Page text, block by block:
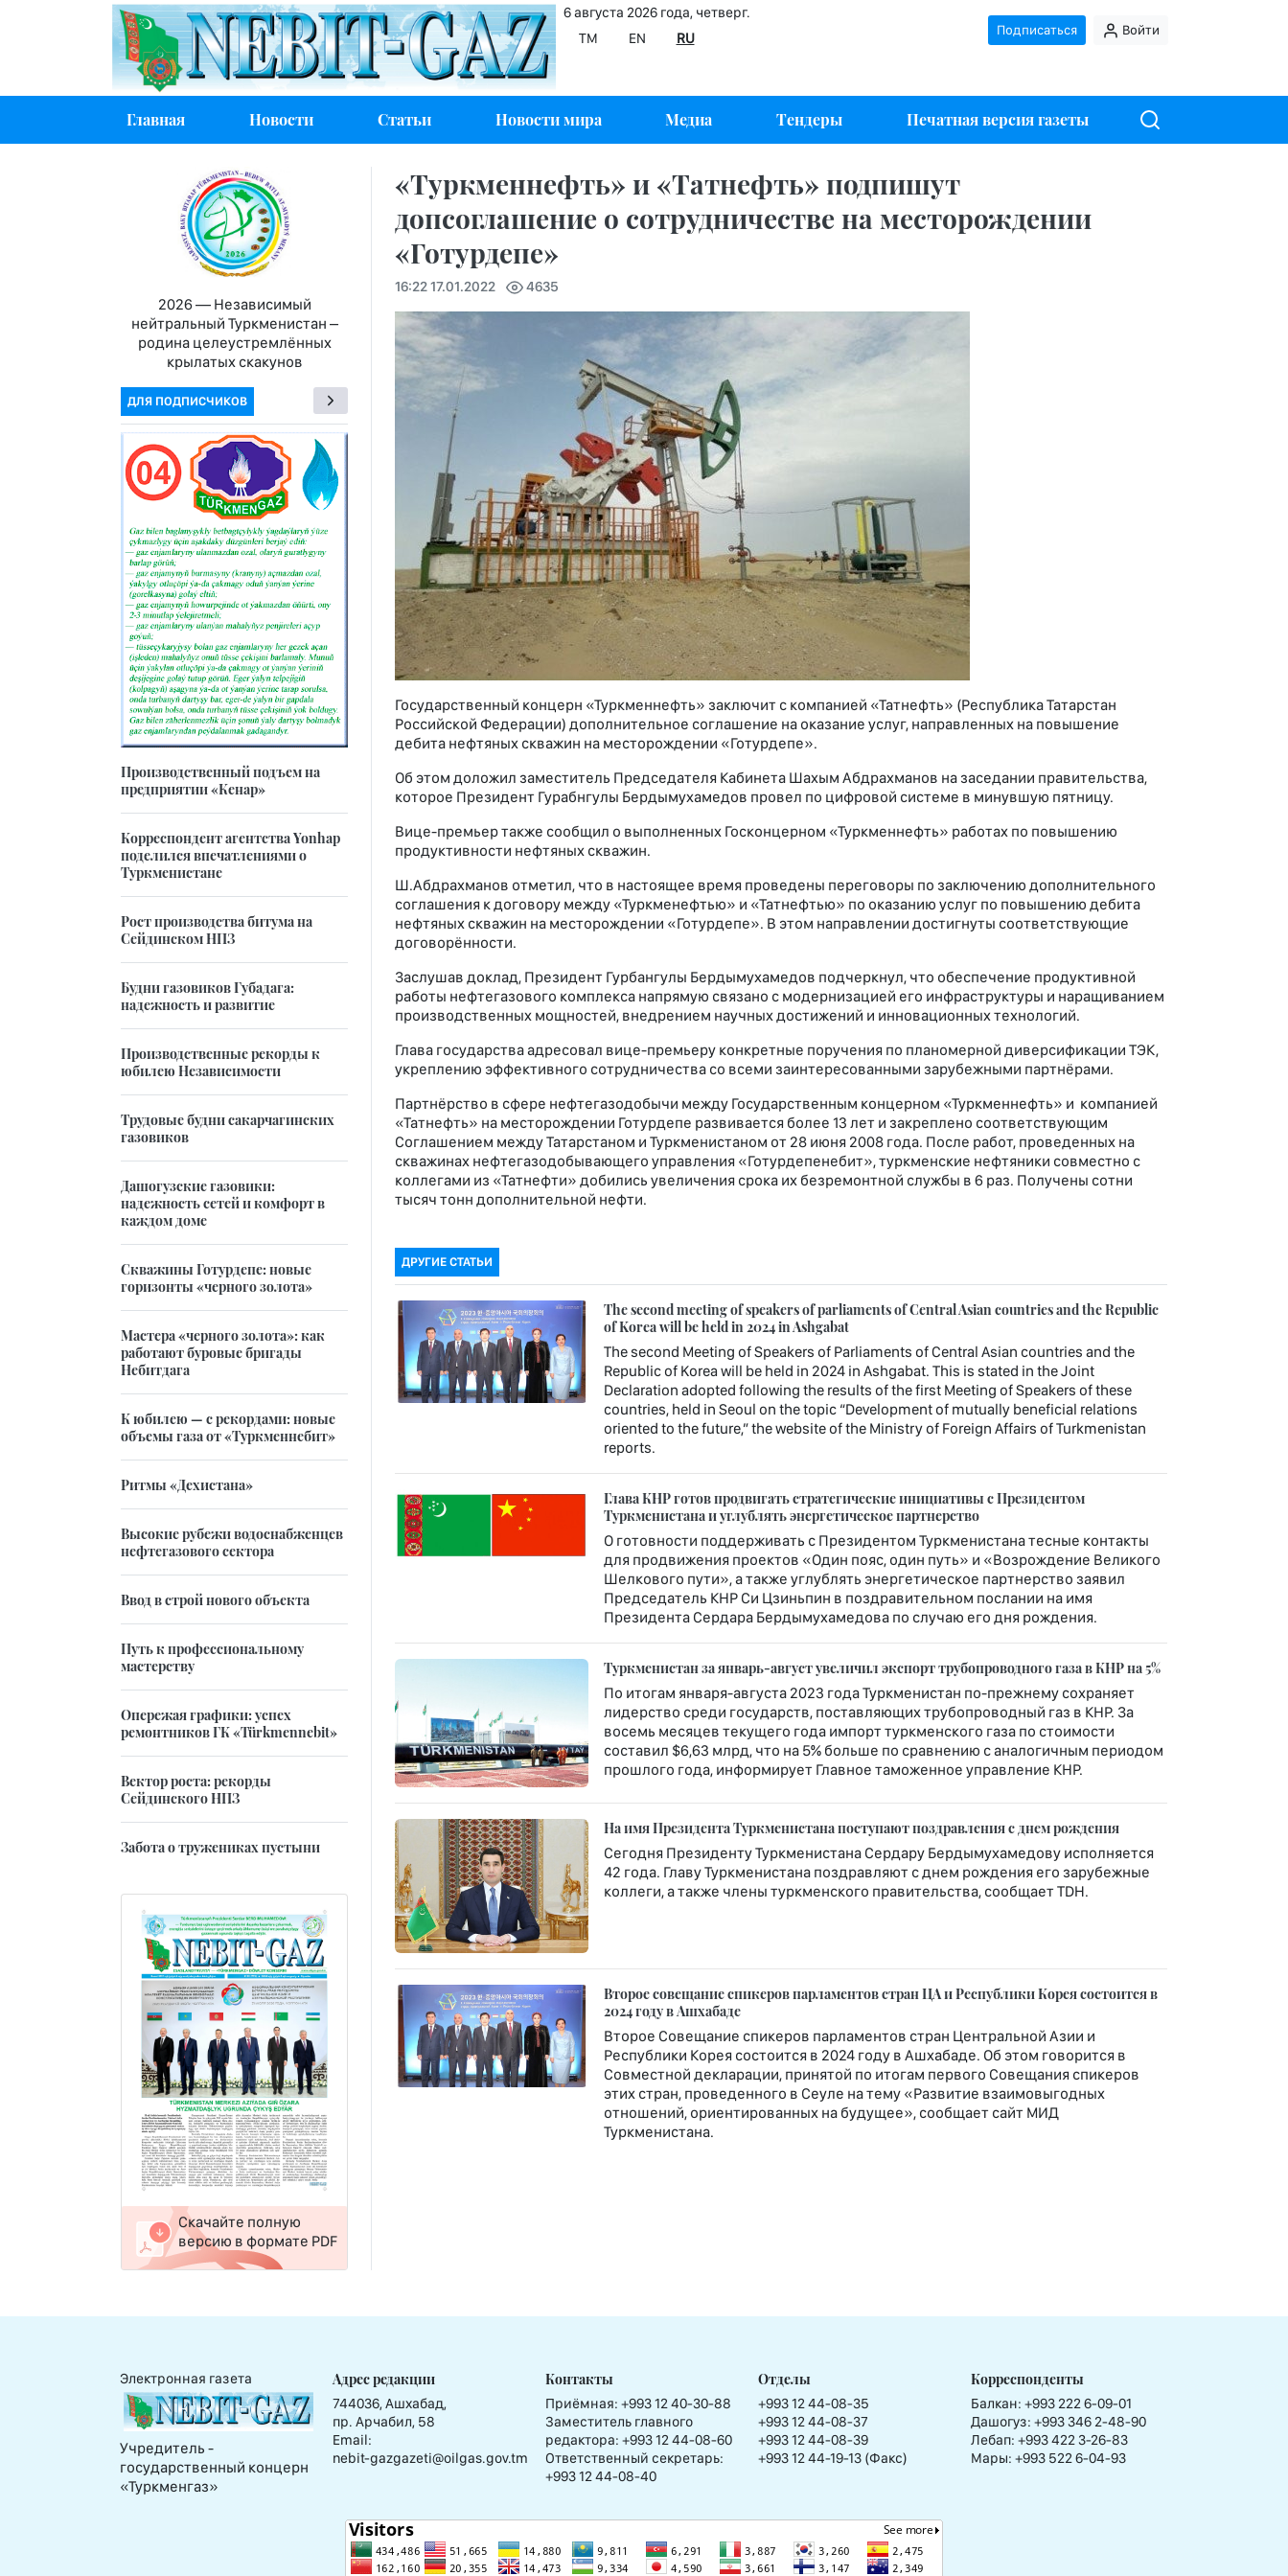
6 августа 2026 года, четверг.
TM
EN RU
Подписаться Войти
Главная Новости Статьи Новости мира Медиа Тендеры Печатная версия газеты
«Туркменнефть» и «Татнефть» подпишут
допсоглашение о сотрудничестве на месторождении
«Готурдепе»
16:22 17.01.2022 4635
Государственный концерн «Туркменнефть» заключит с компанией «Татнефть» (Республика Татарстан
Российской Федерации) дополнительное соглашение на оказание услуг, направленных на повышение
дебита нефтяных скважин на месторождении «Готурдепе».
Об этом доложил заместитель Председателя Кабинета Шахым Абдрахманов на заседании правительства,
которое Президент Гурабнгулы Бердымухамедов провел по цифровой системе в минувшую пятницу.
Вице-премьер также сообщил о выполненных Госконцерном «Туркменнефть» работах по повышению
продуктивности нефтяных скважин.
Ш.Абдрахманов отметил, что в настоящее время проведены переговоры по заключению дополнительного
соглашения к договору между «Туркменефтью» и «Татнефтью» по оказанию услуг по повышению дебита
нефтяных скважин на месторождении «Готурдепе». В этом направлении достигнуты соответствующие
договорённости.
Заслушав доклад, Президент Гурбангулы Бердымухамедов подчеркнул, что обеспечение продуктивной
работы нефтегазового комплекса напрямую связано с модернизацией его инфраструктуры и наращиванием
производственных мощностей, внедрением научных достижений и инновационных технологий.
Глава государства адресовал вице-премьеру конкретные поручения по планомерной диверсификации ТЭК,
укреплению эффективного сотрудничества со всеми заинтересованными зарубежными партнёрами.
Партнёрство в сфере нефтегазодобычи между Государственным концерном «Туркменнефть» и компанией
«Татнефть» на месторождении Готурдепе развивается более 13 лет и закреплено соответствующим
Соглашением между Татарстаном и Туркменистаном от 28 июня 2008 года. После работ, проведенных на
скважинах нефтегазодобывающего управления «Готурдепенебит», туркменские нефтяники совместно с
коллегами из «Татнефти» добились увеличения срока их безремонтной службы в 6 раз. Получены сотни
тысяч тонн дополнительной нефти.
ДРУГИЕ СТАТЬИ
The second meeting of speakers of parliaments of Central Asian countries and the Republic
of Korea will be held in 2024 in Ashgabat
The second Meeting of Speakers of Parliaments of Central Asian countries and the
Republic of Korea will be held in 2024 in Ashgabat. This is stated in the Joint
Declaration adopted following the results of the first Meeting of Speakers of these
countries, held in Seoul on the topic “Development of mutually beneficial relations
oriented to the future,” the website of the Ministry of Foreign Affairs of Turkmenistan
reports.
Глава КНР готов продвигать стратегические инициативы с Президентом
Туркменистана и углублять энергетическое партнерство
О готовности поддерживать с Президентом Туркменистана тесные контакты
для продвижения проектов «Один пояс, один путь» и «Возрождение Великого
Шелкового пути», а также углублять энергетическое партнерство заявил
Председатель КНР Си Цзиньпин в поздравительном послании на имя
Президента Сердара Бердымухамедова по случаю его дня рождения.
Туркменистан за январь-август увеличил экспорт трубопроводного газа в КНР на 5%
По итогам января-августа 2023 года Туркменистан по-прежнему сохраняет
лидерство среди государств, поставляющих трубопроводный газ в КНР. За
восемь месяцев текущего года импорт туркменского газа по стоимости
составил $6,63 млрд, что на 5% больше по сравнению с аналогичным периодом
прошлого года, информирует Главное таможенное управление КНР.
На имя Президента Туркменистана поступают поздравления с днем рождения
Сегодня Президенту Туркменистана Сердару Бердымухамедову исполняется
42 года. Главу Туркменистана поздравляют с днем рождения его зарубежные
коллеги, а также члены туркменского правительства, сообщает TDH.
Второе совещание спикеров парламентов стран ЦА и Республики Корея состоится в
2024 году в Ашхабаде
Второе Совещание спикеров парламентов стран Центральной Азии и
Республики Корея состоится в 2024 году в Ашхабаде. Об этом говорится в
Совместной декларации, принятой по итогам первого Совещания спикеров
этих стран, проведенного в Сеуле на тему «Развитие взаимовыгодных
отношений, ориентированных на будущее», сообщает сайт МИД
Туркменистана.
2026 — Независимый
нейтральный Туркменистан –
родина целеустремлённых
крылатых скакунов
ДЛЯ ПОДПИСЧИКОВ
Производственный подъем на
предприятии «Кенар»
Корреспондент агентства Yonhap
поделился впечатлениями о
Туркменистане
Рост производства битума на
Сейдинском НПЗ
Будни газовиков Губадага:
надежность и развитие
Производственные рекорды к
юбилею Независимости
Трудовые будни сакарчагинских
газовиков
Дашогузские газовики:
надежность сетей и комфорт в
каждом доме
Скважины Готурдепе: новые
горизонты «черного золота»
Мастера «черного золота»: как
работают буровые бригады
Небитдага
К юбилею — с рекордами: новые
объемы газа от «Туркменнебит»
Ритмы «Дехистана»
Высокие рубежи водоснабженцев
нефтегазового сектора
Ввод в строй нового объекта
Путь к профессиональному
мастерству
Опережая графики: успех
ремонтников ГК «Türkmennebit»
Вектор роста: рекорды
Сейдинского НПЗ
Забота о тружениках пустыни
Скачайте полную
версию в формате PDF
Электронная газета
Учредитель -
государственный концерн
«Туркменгаз»
Адрес редакции
744036, Ашхабад,
пр. Арчабил, 58
Email:
nebit-gazgazeti@oilgas.gov.tm
Контакты
Приёмная: +993 12 40-30-88
Заместитель главного
редактора: +993 12 44-08-60
Ответственный секретарь:
+993 12 44-08-40
Отделы
+993 12 44-08-35
+993 12 44-08-37
+993 12 44-08-39
+993 12 44-19-13 (Факс)
Корреспонденты
Балкан: +993 222 6-09-01
Дашогуз: +993 346 2-48-90
Лебап: +993 422 3-26-83
Мары: +993 522 6-04-93